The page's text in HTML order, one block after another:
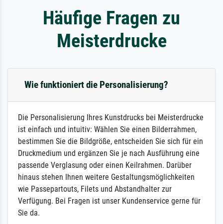
Häufige Fragen zu
Meisterdrucke
Wie funktioniert die Personalisierung?
Die Personalisierung Ihres Kunstdrucks bei Meisterdrucke
ist einfach und intuitiv: Wählen Sie einen Bilderrahmen,
bestimmen Sie die Bildgröße, entscheiden Sie sich für ein
Druckmedium und ergänzen Sie je nach Ausführung eine
passende Verglasung oder einen Keilrahmen. Darüber
hinaus stehen Ihnen weitere Gestaltungsmöglichkeiten
wie Passepartouts, Filets und Abstandhalter zur
Verfügung. Bei Fragen ist unser Kundenservice gerne für
Sie da.